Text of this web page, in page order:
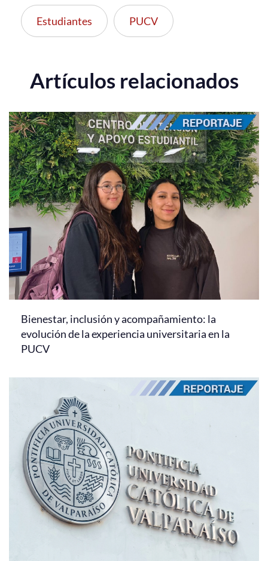
Estudiantes PUCV
Artículos relacionados
Bienestar, inclusión y acompañamiento: la
evolución de la experiencia universitaria en la
PUCV